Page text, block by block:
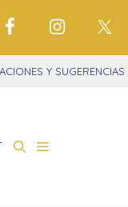
Y SUGERENCIAS